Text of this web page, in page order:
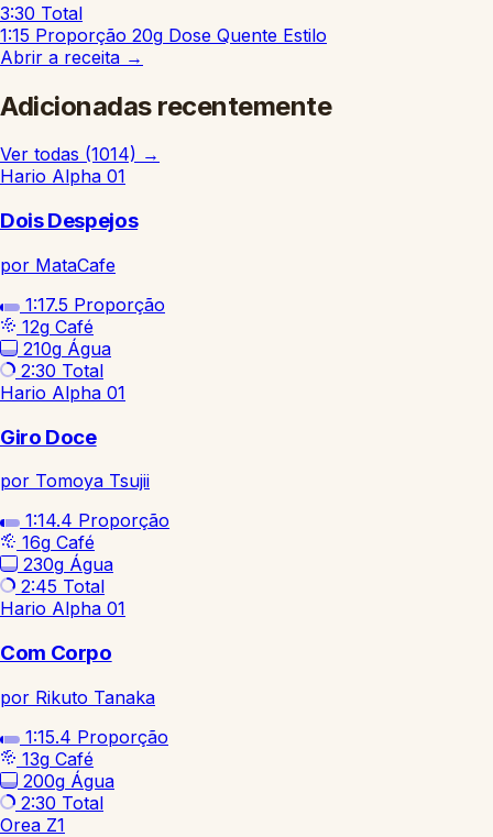
3:30 Total
1:15 Proporção 20g Dose Quente Estilo
Abrir a receita →
Adicionadas recentemente
Ver todas (1014) →
Hario Alpha 01
Dois Despejos
por MataCafe
1:17.5 Proporção
12g Café
210g Água
2:30 Total
Hario Alpha 01
Giro Doce
por Tomoya Tsujii
1:14.4 Proporção
16g Café
230g Água
2:45 Total
Hario Alpha 01
Com Corpo
por Rikuto Tanaka
1:15.4 Proporção
13g Café
200g Água
2:30 Total
Orea Z1